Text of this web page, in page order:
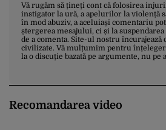
Vă rugăm să țineți cont că folosirea
instigator la ură, a apelurilor la violență
în mod abuziv, a aceluiași comentariu
ștergerea mesajului, ci și la
de a comenta. Site-ul nostru încurajează
civilizate. Vă mulțumim pentru
la o discuție bazată pe argumente, nu pe
Recomandarea video